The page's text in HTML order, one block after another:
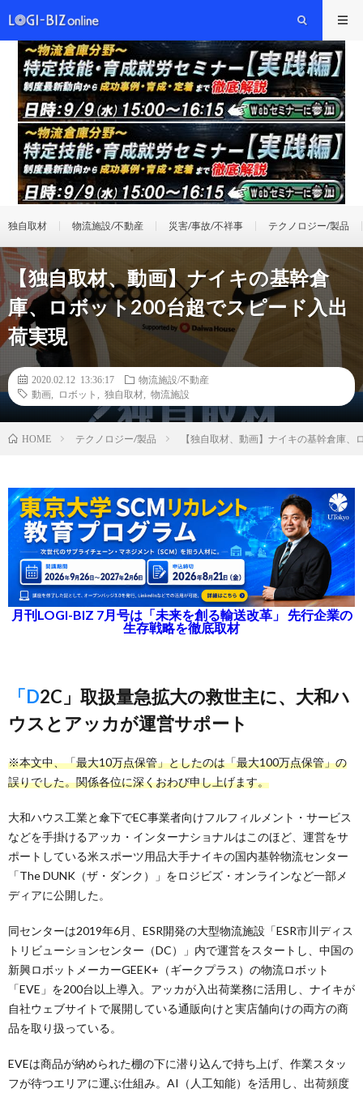
独自取材 物流施設/不動産 災害/事故/不祥事 テクノロジー/製品
【独自取材、動画】ナイキの基幹倉
庫、ロボット200台超でスピード入出
荷実現
2020.02.12 13:36:17
物流施設/不動産
動画
ロボット 独自取材 物流施設
HOME テクノロジー/製品 【独自取材、動画】ナイキの基幹倉庫
月刊LOGI-BIZ 7月号は「未来を創る輸送改革」 先行企業の
生存戦略を徹底取材
「D2C」取扱量急拡大の救世主に、大和ハ
ウスとアッカが運営サポート
※本文中、「最大10万点保管」としたのは「最大100万点保管」の
誤りでした。関係各位に深くおわび申し上げます。
大和ハウス工業と傘下でEC事業者向けフルフィルメント・サービス
などを手掛けるアッカ・インターナショナルはこのほど、運営をサ
ポートしている米スポーツ用品大手ナイキの国内基幹物流センター
「The DUNK（ザ・ダンク）」をロジビズ・オンラインなど一部メ
ディアに公開した。
同センターは2019年6月、ESR開発の大型物流施設「ESR市川ディス
トリビューションセンター（DC）」内で運営をスタートし、中国の
新興ロボットメーカーGEEK+（ギークプラス）の物流ロボット
「EVE」を200台以上導入。アッカが入出荷業務に活用し、ナイキが
自社ウェブサイトで展開している通販向けと実店舗向けの両方の商
品を取り扱っている。
EVEは商品が納められた棚の下に潜り込んで持ち上げ、作業スタッ
フが待つエリアに運ぶ仕組み。AI（人工知能）を活用し、出荷頻度